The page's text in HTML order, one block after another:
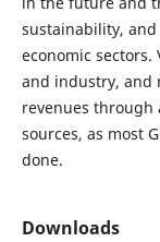
sustainability,
economic
and industry, and
revenues through
sources, as most
done.
Downloads